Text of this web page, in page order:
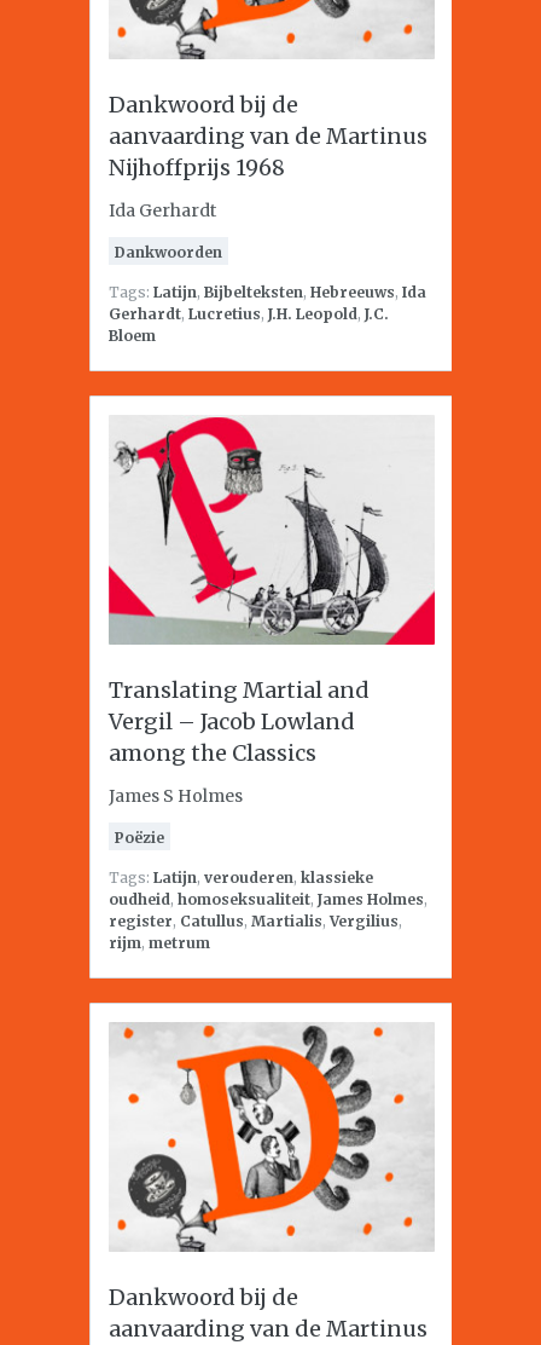
Dankwoord bij de
aanvaarding van de Martinus
Nijhoffprijs 1968
Ida Gerhardt
Dankwoorden
Tags: Latijn, Bijbelteksten, Hebreeuws, Ida
Gerhardt, Lucretius, J.H. Leopold, J.C.
Bloem
Translating Martial and
Vergil – Jacob Lowland
among the Classics
James S Holmes
Poëzie
Tags: Latijn, verouderen, klassieke
oudheid, homoseksualiteit, James Holmes,
register, Catullus, Martialis,Vergilius,
rijm, metrum
Dankwoord bij de
aanvaarding van de Martinus